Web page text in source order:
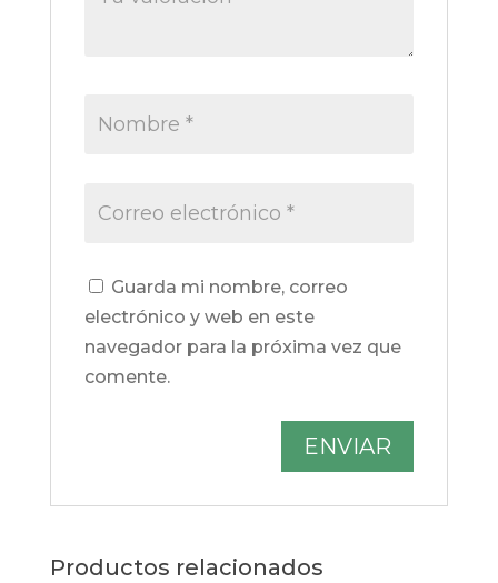
Guarda mi nombre, correo
electrónico y web en este
navegador para la próxima vez que
comente.
Productos relacionados